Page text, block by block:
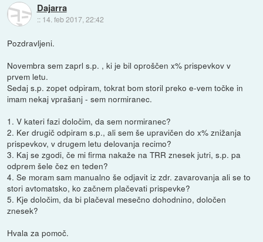
Dajarra
:: 14. feb 2017, 22:42
Pozdravljeni.
Novembra sem zaprl s.p. , ki je bil oproščen x% prispevkov v
prvem letu.
Sedaj s.p. zopet odpiram, tokrat bom storil preko e-vem točke in
imam nekaj vprašanj - sem normiranec.
1. V kateri fazi določim, da sem normiranec?
2. Ker drugič odpiram s.p., ali sem še upravičen do x% znižanja
prispevkov, v drugem letu delovanja recimo?
3. Kaj se zgodi, če mi firma nakaže na TRR znesek jutri, s.p. pa
odprem šele čez en teden?
4. Se moram sam manualno še odjavit iz zdr. zavarovanja ali se to
stori avtomatsko, ko začnem plačevati prispevke?
5. Kje določim, da bi plačeval mesečno dohodnino, določen
znesek?
Hvala za pomoč.